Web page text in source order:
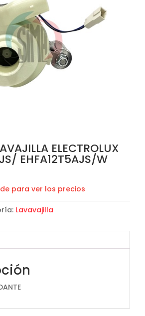
ELECTROLUX
EHFA12T5AJS/W
para ver los precios
Lavavajilla